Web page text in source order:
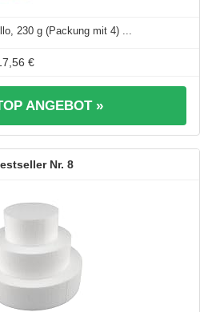
230 g (Packung mit 4) ...
€
ANGEBOT »
8